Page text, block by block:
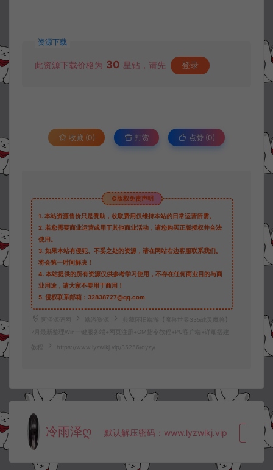
资源下载
此资源下载价格为 30 星钻，请先 登录
收藏 (0) 打赏 点赞 (0)
©版权免责声明
1. 本站资源售价只是赞助，收取费用仅维持本站的日常运营所需。
2. 若您需要商业运营或用于其他商业活动，请您购买正版授权并合法
使用。
3. 如果本站有侵犯、不妥之处的资源，请在网站右边客服联系我们。
将会第一时间解决！
4. 本站提供的所有资源仅供参考学习使用，不存在任何商业目的与商
业用途，请大家不要用于商用！
5. 侵权联系邮箱：32838727@qq.com
阿泽源码网 端游资源
典藏怀旧端游【魔兽世界335战灵魔兽】
7月最新整理Win一键服务端+网页注册+GM指令教程+PC客户端+详细搭建
教程 https://www.lyzwlkj.vip/35256/dyzy/
冷雨泽ღ 默认解压密码：www.lyzwlkj.vip 复